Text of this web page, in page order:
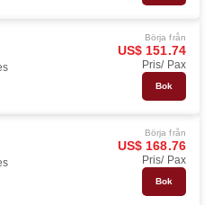
Börja från
US$ 151.74
Pris/ Pax
Bok
Börja från
US$ 168.76
Pris/ Pax
Bok